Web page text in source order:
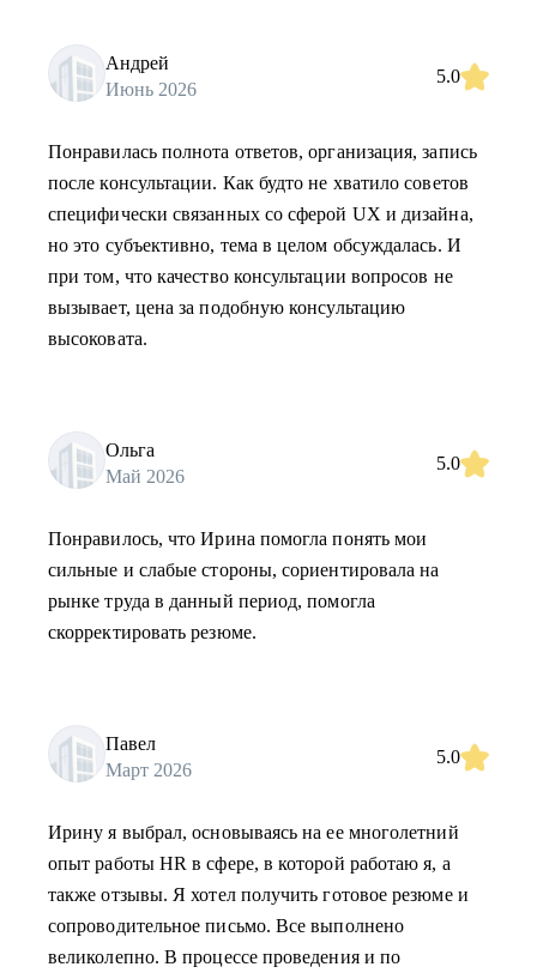
Андрей
Июнь 2026
5.0
Понравилась полнота ответов, организация, запись
после консультации. Как будто не хватило советов
специфически связанных со сферой UX и дизайна,
но это субъективно, тема в целом обсуждалась. И
при том, что качество консультации вопросов не
вызывает, цена за подобную консультацию
высоковата.
Ольга
Май 2026
5.0
Понравилось, что Ирина помогла понять мои
сильные и слабые стороны, сориентировала на
рынке труда в данный период, помогла
скорректировать резюме.
Павел
Март 2026
5.0
Ирину я выбрал, основываясь на ее многолетний
опыт работы HR в сфере, в которой работаю я, а
также отзывы. Я хотел получить готовое резюме и
сопроводительное письмо. Все выполнено
великолепно. В процессе проведения и по